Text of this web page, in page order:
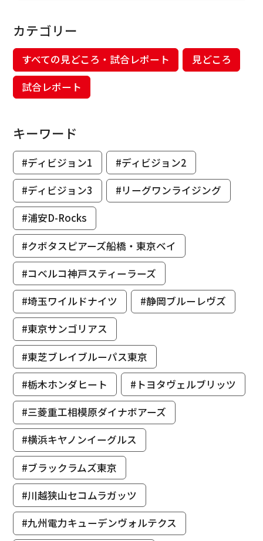
カテゴリー
すべての見どころ・試合レポート
見どころ
試合レポート
キーワード
#ディビジョン1
#ディビジョン2
#ディビジョン3
#リーグワンライジング
#浦安D-Rocks
#クボタスピアーズ船橋・東京ベイ
#コベルコ神戸スティーラーズ
#埼玉ワイルドナイツ
#静岡ブルーレヴズ
#東京サンゴリアス
#東芝ブレイブルーパス東京
#栃木ホンダヒート
#トヨタヴェルブリッツ
#三菱重工相模原ダイナボアーズ
#横浜キヤノンイーグルス
#ブラックラムズ東京
#川越狭山セコムラガッツ
#九州電力キューデンヴォルテクス